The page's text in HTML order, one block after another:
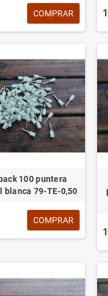
COMPRAR
100 puntera
blanca 79-TE-0,50
COMPRAR